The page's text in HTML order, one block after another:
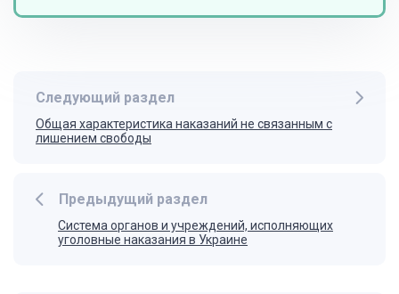
Предыдущий раздел
Система органов и учреждений, исполняющих
уголовные наказания в Украине
Следующий раздел
Общая характеристика наказаний не связанным с
лишением свободы